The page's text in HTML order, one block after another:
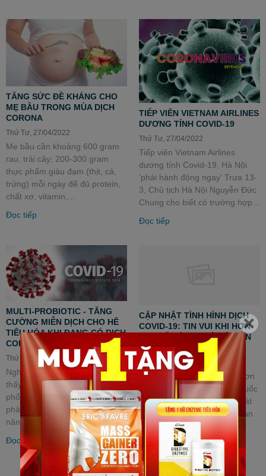
TĂNG SỨC ĐỀ KHÁNG CHO
MẸ BẦU TRONG MÙA DỊCH
CORONA
Thứ Tư, 27/04/2022
Mẹ bầu cần khoảng 600 gram
rau, trái cây; 200-300 gram
thực phẩm giàu đạm (thịt, cá,
trứng) mỗi ngày để đủ protein,
chất xơ, vitamin,...
Đọc tiếp
TIẾP VIÊN VIETNAM AIRLINES
DƯƠNG TÍNH COVID-19
Thứ Tư, 27/04/2022
Tiếp viên Vietnam Airlines
dương tính Covid-19, Hà Nội
'phải hành động ngay' Trưa 13-
3, Chủ tịch Hà Nội Nguyễn Đức
Chung cho biết có trường hợp...
Đọc tiếp
MULTI-PROBIOTIC - TĂNG
CƯỜNG MIỄN DỊCH CHO HÊ
TIÊU HÓA KHI ĐANG CÓ DỊCH
CORONAVIRUS
Thứ Tư, 27/04/2022
Nghiên cứu tại Trung Quốc cho
thấy vi rút corona mới gây viêm
phổi Vũ Hán xuất hiện trong
phân bệnh nhân nên có khả
năng lây qua đường tiêu...
Đọc tiếp
CẬP NHẬT TÌNH HÌNH DỊCH
COVID-19: TIN VUI KHI HƠN
50% SỐ BỆNH NHÂN Ở HÀN
QUỐC HỒI PHỤC
Thứ Tư, 27/04/2022
Dịch COVID-19 trưa 28-3: Hơn
50% số bệnh nhân ở Hàn Quốc
hồi phục Trung tâm Kiểm soát
và phòng ngừa dịch bệnh Hàn
Quốc (KCDC) ngày...
Đọc tiếp